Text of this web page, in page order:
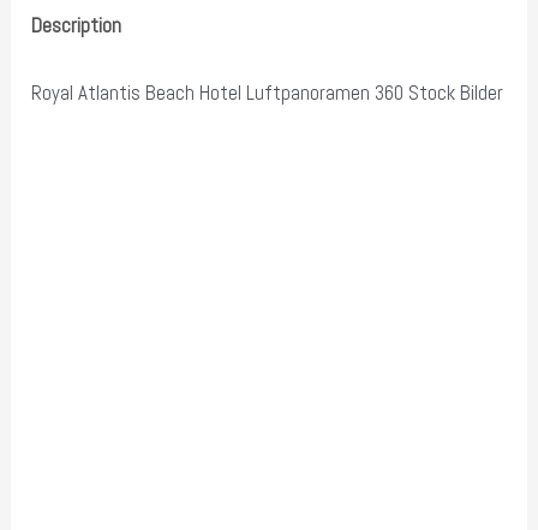
Stock
quantity
Description
Royal Atlantis Beach Hotel Luftpanoramen 360 Stock Bilder